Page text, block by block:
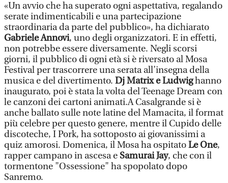
«Un avvio che ha superato ogni aspettativa, regalando
serate indimenticabili e una partecipazione
straordinaria da parte del pubblico», ha dichiarato
Gabriele Annovi, uno degli organizzatori. E in effetti,
non potrebbe essere diversamente. Negli scorsi
giorni, il pubblico di ogni età si è riversato al Mosa
Festival per trascorrere una serata all’insegna della
musica e del divertimento. Dj Matrix e Ludwighanno
inaugurato, poi è stata la volta del Teenage Dream con
le canzoni dei cartoni animati.A Casalgrande si è
anche ballato sulle note latine del Mamacita, il format
più celebre per questo genere, mentre il Cupido delle
discoteche, I Pork, ha sottoposto ai giovanissimi a
quiz amorosi. Domenica, il Mosa ha ospitatoLe One,
rapper campano in ascesa e Samurai Jay, che con il
tormentone "Ossessione" ha spopolato dopo
Sanremo.